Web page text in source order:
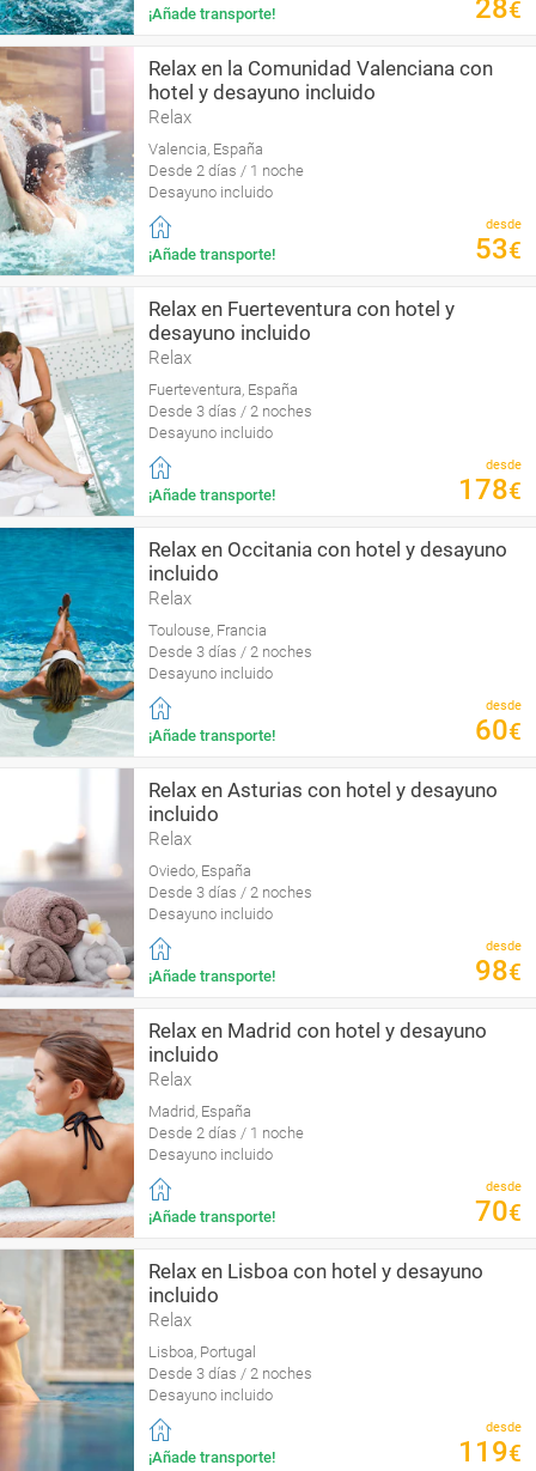
¡Añade transporte! 28€
Relax en la Comunidad Valenciana con
hotel y desayuno incluido
Relax
Valencia, España
Desde 2 días / 1 noche
Desayuno incluido
¡Añade transporte!
desde
53€
Relax en Fuerteventura con hotel y
desayuno incluido
Relax
Fuerteventura, España
Desde 3 días / 2 noches
Desayuno incluido
¡Añade transporte!
desde
178€
Relax en Occitania con hotel y desayuno
incluido
Relax
Toulouse, Francia
Desde 3 días / 2 noches
Desayuno incluido
¡Añade transporte!
desde
60€
Relax en Asturias con hotel y desayuno
incluido
Relax
Oviedo, España
Desde 3 días / 2 noches
Desayuno incluido
¡Añade transporte!
desde
98€
Relax en Madrid con hotel y desayuno
incluido
Relax
Madrid, España
Desde 2 días / 1 noche
Desayuno incluido
¡Añade transporte!
desde
70€
Relax en Lisboa con hotel y desayuno
incluido
Relax
Lisboa, Portugal
Desde 3 días / 2 noches
Desayuno incluido
¡Añade transporte!
desde
119€